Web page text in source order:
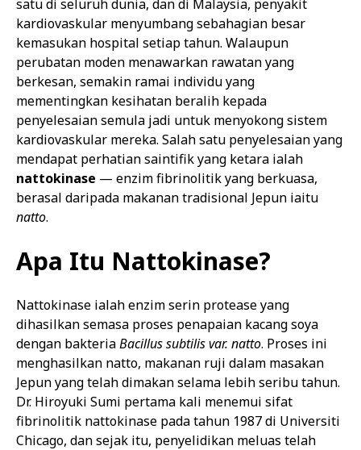
satu di seluruh dunia, dan di Malaysia, penyakit
kardiovaskular menyumbang sebahagian besar
kemasukan hospital setiap tahun. Walaupun
perubatan moden menawarkan rawatan yang
berkesan, semakin ramai individu yang
mementingkan kesihatan beralih kepada
penyelesaian semula jadi untuk menyokong sistem
kardiovaskular mereka. Salah satu penyelesaian yang
mendapat perhatian saintifik yang ketara ialah
nattokinase — enzim fibrinolitik yang berkuasa,
berasal daripada makanan tradisional Jepun iaitu
natto.
Apa Itu Nattokinase?
Nattokinase ialah enzim serin protease yang
dihasilkan semasa proses penapaian kacang soya
dengan bakteriaBacillus subtilis var. natto. Proses ini
menghasilkan natto, makanan ruji dalam masakan
Jepun yang telah dimakan selama lebih seribu tahun.
Dr. Hiroyuki Sumi pertama kali menemui sifat
fibrinolitik nattokinase pada tahun 1987 di Universiti
Chicago, dan sejak itu, penyelidikan meluas telah